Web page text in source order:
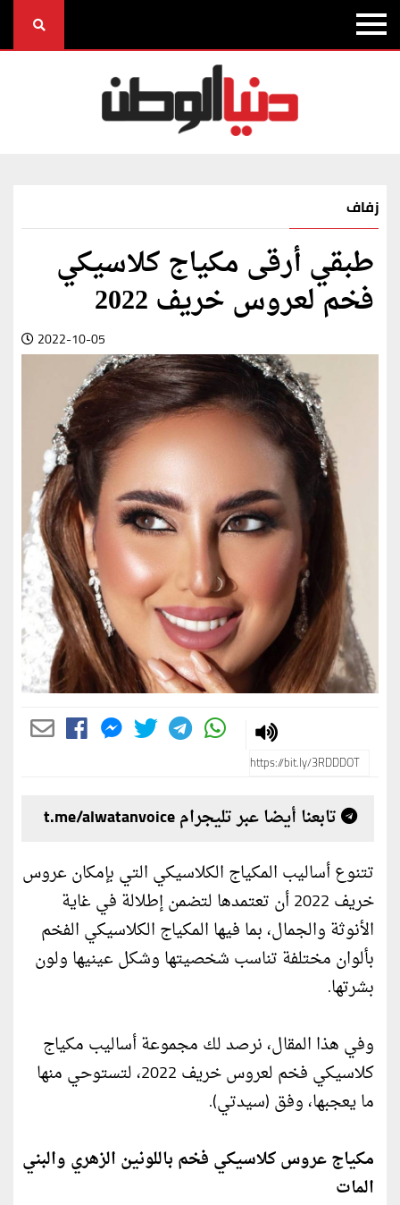
زفاف
طبقي أرقى مكياج كلاسيكي
فخم لعروس خريف 2022
2022-10-05
تابعنا أيضا عبر تليجرام t.me/alwatanvoice
تتنوع أساليب المكياج الكلاسيكي التي بإمكان عروس
خريف 2022 أن تعتمدها لتضمن إطلالة في غاية
الأنوثة والجمال، بما فيها المكياج الكلاسيكي الفخم
بألوان مختلفة تناسب شخصيتها وشكل عينيها ولون
بشرتها.
وفي هذا المقال، نرصد لك مجموعة أساليب مكياج
كلاسيكي فخم لعروس خريف 2022، لتستوحي منها
ما يعجبها، وفق (سيدتي).
مكياج عروس كلاسيكي فخم باللونين الزهري والبني
المات